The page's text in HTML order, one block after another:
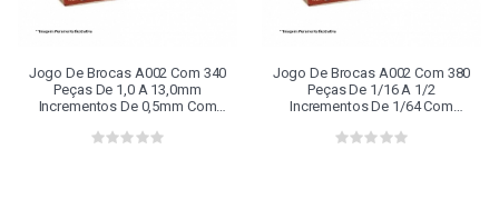
Jogo De Brocas A002 Com 340
Peças De 1,0 A 13,0mm
Incrementos De 0,5mm Com
Dormer
Jogo De Brocas A002 Com 380
Peças De 1/16 A 1/2
Incrementos De 1/64 Com
Dormer